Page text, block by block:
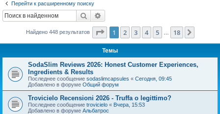
Перейти к расширенному поиску
Поиск
Найдено 448 результатов Страница из 18
1 2 3 4 5 18
Темы
SodaSlim Reviews 2026: Honest Customer Experiences,
Ingredients & Results
Последнее сообщение sodaslimcapsules « Сегодня, 09:45
Добавлено в форуме Общий форум
Trovicielo Recensioni 2026 - Truffa o legittimo?
Последнее сообщение trovicielo « Вчера, 15:53
Добавлено в форуме Альбатрос